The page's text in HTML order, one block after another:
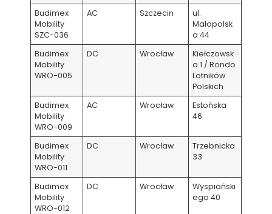
Budimex
Mobility
SZC-036
AC Szczecin
ul.
Małopolsk
a 44
Budimex
Mobility
WRO-005
DC Wrocław
Kiełczowsk
a 1 / Rondo
Lotników
Polskich
Budimex
Mobility
WRO-009
AC Wrocław
Estońska
46
Budimex
Mobility
WRO-011
DC Wrocław
Trzebnicka
33
Budimex
Mobility
WRO-012
DC Wrocław
Wyspiański
ego 40